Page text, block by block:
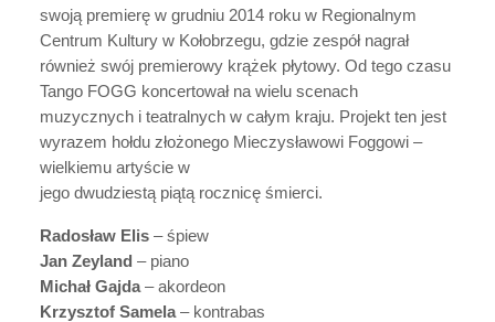
swoją premierę w grudniu 2014 roku w Regionalnym
Centrum Kultury w Kołobrzegu, gdzie zespół nagrał
również swój premierowy krążek płytowy. Od tego czasu
Tango FOGG koncertował na wielu scenach
muzycznych i teatralnych w całym kraju. Projekt ten jest
wyrazem hołdu złożonego Mieczysławowi Foggowi –
wielkiemu artyście w
jego dwudziestą piątą rocznicę śmierci.
Radosław Elis – śpiew
Jan Zeyland – piano
Michał Gajda– akordeon
Krzysztof Samela– kontrabas